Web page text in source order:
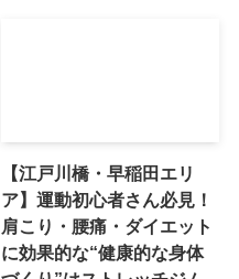
【江戸川橋・早稲田エリ
ア】運動初心者さん必見！
肩こり・腰痛・ダイエット
に効果的な“健康的な身体